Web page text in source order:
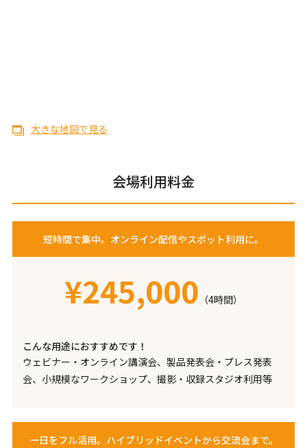
大きな地図で見る
会場利用料金
短時間で集中。オンライン配信やスポット利用に。
¥245,000 （4時間）
こんな用途におすすめです！
ウェビナー・オンライン講演会、製品発表会・プレス発表
会、小規模なワークショップ、撮影・収録スタジオ利用等
一日をフル活用。ハイブリッドイベントから交流会まで。